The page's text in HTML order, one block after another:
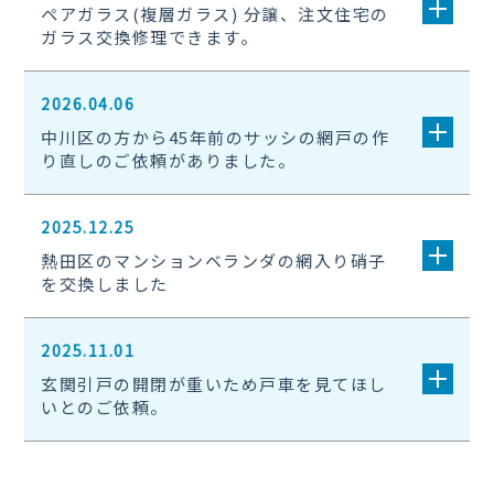
ペアガラス(複層ガラス) 分譲、注文住宅の
ガラス交換修理できます。
2026.04.06
中川区の方から45年前のサッシの網戸の作
り直しのご依頼がありました。
2025.12.25
熱田区のマンションベランダの網入り硝子
を交換しました
2025.11.01
玄関引戸の開閉が重いため戸車を見てほし
いとのご依頼。